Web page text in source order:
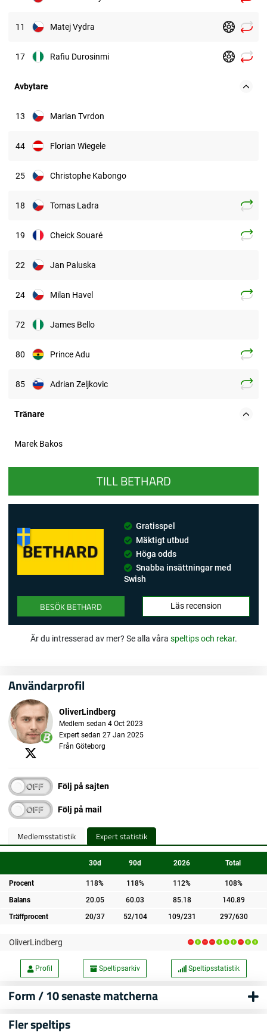
11 Matej Vydra
17 Rafiu Durosinmi
Avbytare
13 Marian Tvrdon
44 Florian Wiegele
25 Christophe Kabongo
18 Tomas Ladra
19 Cheick Souaré
22 Jan Paluska
24 Milan Havel
72 James Bello
80 Prince Adu
85 Adrian Zeljkovic
Tränare
Marek Bakos
TILL BETHARD
Gratisspel
Mäktigt utbud
Höga odds
Snabba insättningar med
Swish
BESÖK BETHARD Läs recension
Är du intresserad av mer? Se alla våra speltips och rekar.
Användarprofil
OliverLindberg
Medlem sedan 4 Oct 2023
Expert sedan 27 Jan 2025
Från Göteborg
Följ på sajten
Följ på mail
Medlemsstatistik Expert statistik
30d 90d 2026 Total
Procent 118% 118% 112%
108%
Balans
20.05 60.03 85.18
140.89
Träffprocent
20/37 52/104 109/231 297/630
OliverLindberg
Profil Speltipsarkiv Speltipsstatistik
Form / 10 senaste matcherna
Fler speltips